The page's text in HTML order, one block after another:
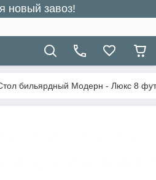
новый завоз!
бильярдный Модерн - Люкс 8